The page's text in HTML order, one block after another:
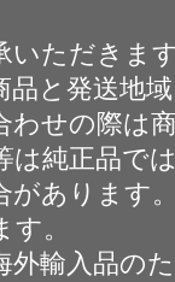
いただきま
品と発送地
せの際は
純正品で
があります
。
輸入品の